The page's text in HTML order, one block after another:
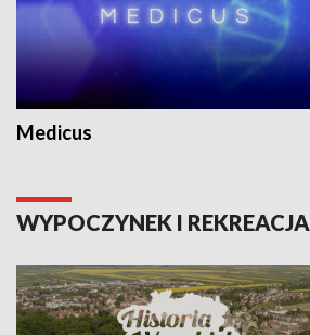
Medicus
WYPOCZYNEK I REKREACJA